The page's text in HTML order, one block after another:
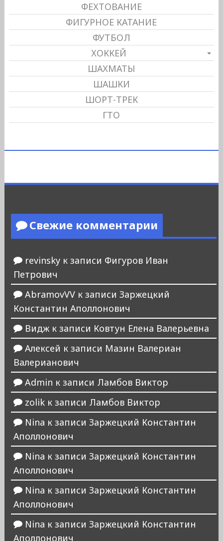
ФЕХТОВАНИЕ
ФИГУРНОЕ КАТАНИЕ
ФУТБОЛ
ХОККЕЙ
ШАХМАТЫ
ШАШКИ
ШОРТ-ТРЕК
ГТО
Свежие комментарии
revinskyк записи Фигуров Иван
Петрович
AbramovVVк записи Заржецкий
Константин Аполлонович
Виджк записи Ковтун Елена Валерьевна
Алексей к записи Мазин Валериан
Валерианович
Admin к записи Ламбов Виктор
zolikк записи Ламбов Виктор
Nina к записи Заржецкий Константин
Аполлонович
Nina к записи Заржецкий Константин
Аполлонович
Nina к записи Заржецкий Константин
Аполлонович
Nina к записи Заржецкий Константин
Аполлонович